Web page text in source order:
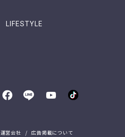
LIFESTYLE
運営会社
広告掲載について